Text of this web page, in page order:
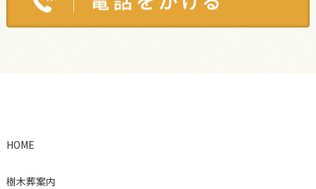
HOME
樹木葬案内